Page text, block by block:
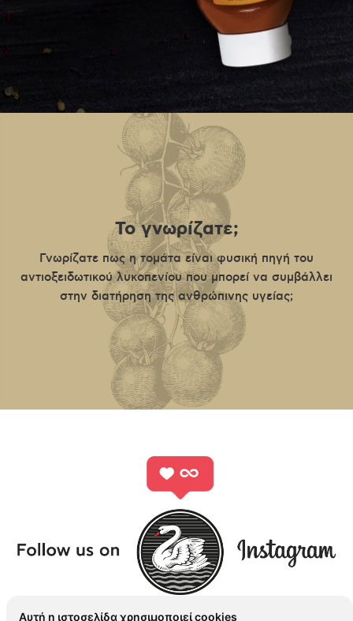
Αυτή η ιστοσελίδα χρησιμοποιεί cookies
Το γνωρίζατε;
Γνωρίζατε πως η τομάτα είναι φυσική πηγή του
αντιοξειδωτικού λυκοπενίου που μπορεί να συμβάλλει
στην διατήρηση της ανθρώπινης υγείας;